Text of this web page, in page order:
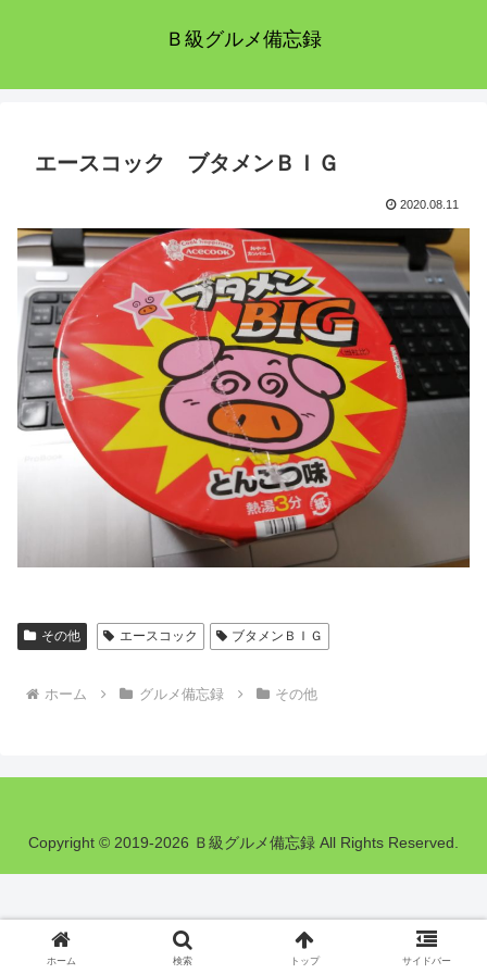
Ｂ級グルメ備忘録
エースコック ブタメンＢＩＧ
2020.08.11
その他 エースコック ブタメンＢＩＧ
ホーム グルメ備忘録 その他
Copyright © 2019-2026 Ｂ級グルメ備忘録 All Rights Reserved.
ホーム 検索 トップ サイドバー